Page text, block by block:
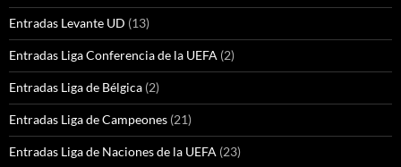
Entradas Levante UD (13)
Entradas Liga Conferencia de la UEFA (2)
Entradas Liga de Bélgica (2)
Entradas Liga de Campeones (21)
Entradas Liga de Naciones de la UEFA (23)